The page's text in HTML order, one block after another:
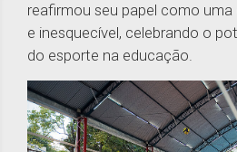
reafirmou seu papel como
e inesquecível, celebrando o
do esporte na educação.